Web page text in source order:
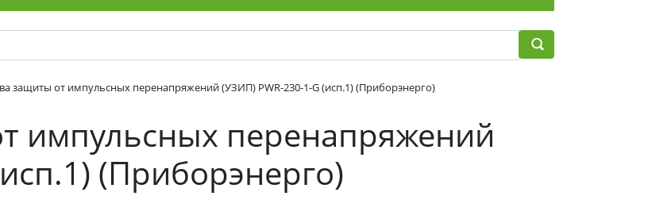
защиты от импульсных перенапряжений (УЗИП) PWR-230-1-G (исп.1) (Приборэнерго)
импульсных перенапряжений
(Приборэнерго)